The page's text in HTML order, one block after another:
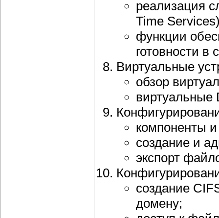
реализация
Time
функции
готовности в
Виртуальные
обзор
виртуальные
компоненты
создание и
экспорт
создание
домену;